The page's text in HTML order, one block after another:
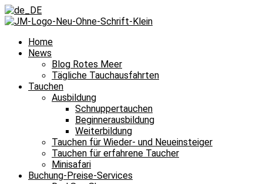
Home
News
Blog Rotes Meer
Tägliche Tauchausfahrten
Tauchen
Ausbildung
Schnuppertauchen
Beginnerausbildung
Weiterbildung
Tauchen für Wieder- und Neueinsteiger
Tauchen für erfahrene Taucher
Minisafari
Buchung-Preise-Services